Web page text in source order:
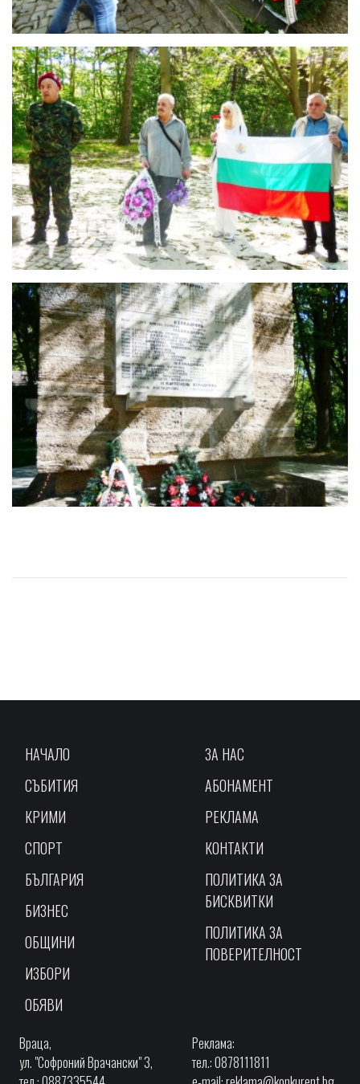
НАЧАЛО
СЪБИТИЯ
КРИМИ
СПОРТ
БЪЛГАРИЯ
БИЗНЕС
ОБЩИНИ
ИЗБОРИ
ОБЯВИ
ЗА НАС
АБОНАМЕНТ
РЕКЛАМА
КОНТАКТИ
ПОЛИТИКА ЗА
БИСКВИТКИ
ПОЛИТИКА ЗА
ПОВЕРИТЕЛНОСТ
Враца,
ул. "Софроний Врачански" 3,
Реклама:
тел.: 0878111811